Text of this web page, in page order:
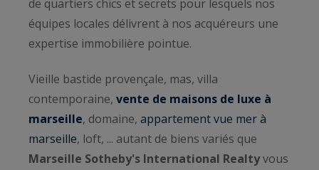
de quartiers chics et secrets pour lesquels nos
équipes locales délivrent à nos acquéreurs une
expertise immobilière pointue.
Vieille bastide provençale, mas, villa
contemporaine, vente de maisons de luxe à
marseille, domaine, appartement vue mer à
marseille, loft, ... autant de biens variés que
Marseille Sotheby's International Realtyvous